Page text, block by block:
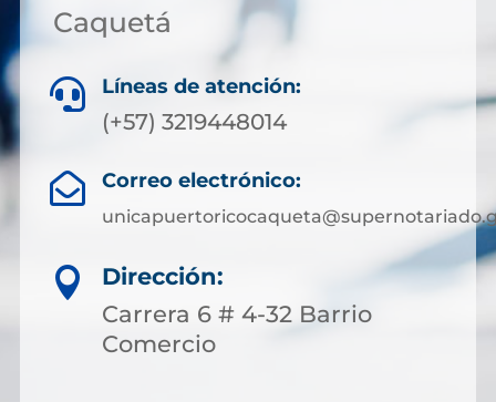
Caquetá
 Líneas de atención:
(+57) 3219448014
 Correo electrónico:

Dirección:
Carrera 6 # 4-32 Barrio
Comercio